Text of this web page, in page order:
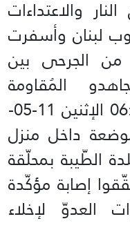
والاعتداءات
لبنان وأسفرت
من الجرحى بين
المُقاومة
الإسلاميّة عند السّاعة 06:20 الإثنين 11-05-
داخل منزل
الطّيبة بمحلّقة
إصابة مؤكّدة
لإخلاء